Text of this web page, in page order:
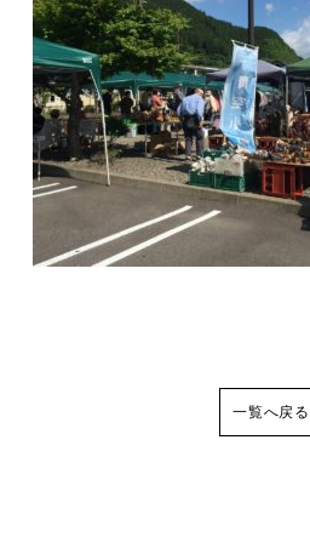
一覧へ戻る